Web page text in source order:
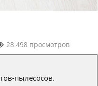
28 498 просмотров
пылесосов.